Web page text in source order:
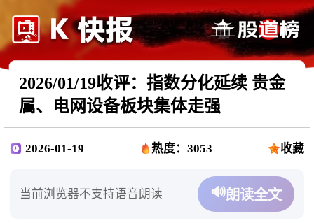
2026/01/19收评：指数分化延续 贵金
属、电网设备板块集体走强
2026-01-19 热度：3053 收藏
当前浏览器不支持语音朗读 🔊朗读全文